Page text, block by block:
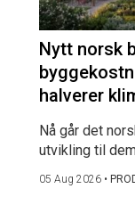
Nytt norsk
halverer
Nå går det
utvikling til
05 Aug 2026 •